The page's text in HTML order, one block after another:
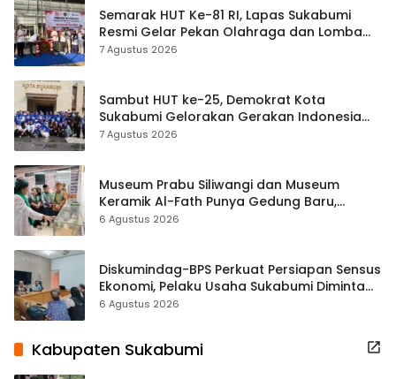
Semarak HUT Ke-81 RI, Lapas Sukabumi
Resmi Gelar Pekan Olahraga dan Lomba
Tradisional
7 Agustus 2026
Sambut HUT ke-25, Demokrat Kota
Sukabumi Gelorakan Gerakan Indonesia
ASRI Lewat Aksi Bersih Masjid Agung
7 Agustus 2026
Museum Prabu Siliwangi dan Museum
Keramik Al-Fath Punya Gedung Baru,
Hampir 500 Koleksi Dipisahkan
6 Agustus 2026
Diskumindag-BPS Perkuat Persiapan Sensus
Ekonomi, Pelaku Usaha Sukabumi Diminta
Terbuka Beri Data
6 Agustus 2026
Kabupaten Sukabumi